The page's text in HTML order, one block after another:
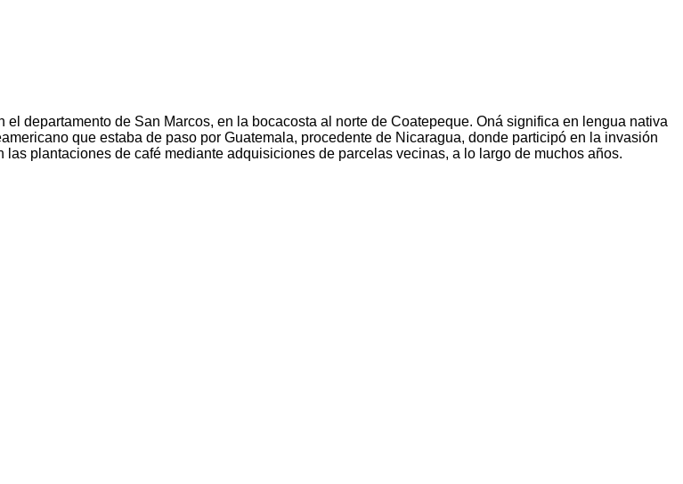
departamento de San Marcos, en la bocacosta al norte de Coatepeque. Oná significa en lengua nativa
que estaba de paso por Guatemala, procedente de Nicaragua, donde participó en la invasión
plantaciones de café mediante adquisiciones de parcelas vecinas, a lo largo de muchos años.